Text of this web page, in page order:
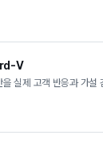
V
실제 고객 반응과 가설